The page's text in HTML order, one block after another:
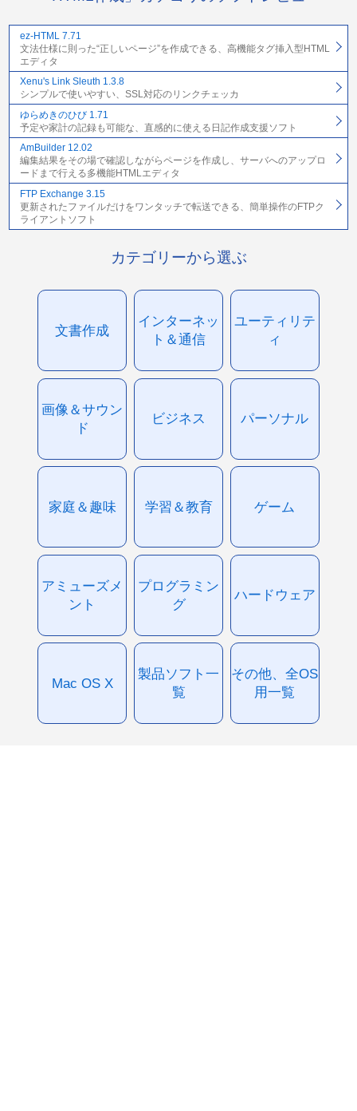
ez-HTML 7.71
文法仕様に則った“正しいページ”を作成できる、高機能タグ挿入型HTML
エディタ
Xenu's Link Sleuth 1.3.8
シンプルで使いやすい、SSL対応のリンクチェッカ
ゆらめきのひび 1.71
予定や家計の記録も可能な、直感的に使える日記作成支援ソフト
AmBuilder 12.02
編集結果をその場で確認しながらページを作成し、サーバへのアップロ
ードまで行える多機能HTMLエディタ
FTP Exchange 3.15
更新されたファイルだけをワンタッチで転送できる、簡単操作のFTPク
ライアントソフト
カテゴリーから選ぶ
文書作成
インターネッ
ト＆通信
ユーティリテ
ィ
画像＆サウン
ド
ビジネス パーソナル
家庭＆趣味 学習＆教育 ゲーム
アミューズメ
ント
プログラミン
グ
ハードウェア
Mac OS X
製品ソフト一
覧
その他、全OS
用一覧